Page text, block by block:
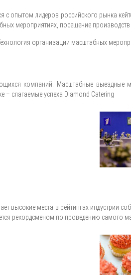
опытом лидеров российского рынка
мероприятиях, посещение
организации масштабных
компаний. Масштабные выездные
– слагаемые успеха Diamond Catering
высокие места в рейтингах индустрии
рекордсменом по проведению самого